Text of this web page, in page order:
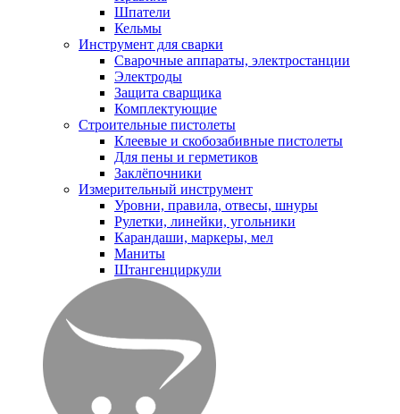
Шпатели
Кельмы
Инструмент для сварки
Сварочные аппараты, электростанции
Электроды
Защита сварщика
Комплектующие
Строительные пистолеты
Клеевые и скобозабивные пистолеты
Для пены и герметиков
Заклёпочники
Измерительный инструмент
Уровни, правила, отвесы, шнуры
Рулетки, линейки, угольники
Карандаши, маркеры, мел
Маниты
Штангенциркули